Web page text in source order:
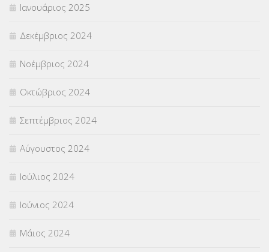
Ιανουάριος 2025
Δεκέμβριος 2024
Νοέμβριος 2024
Οκτώβριος 2024
Σεπτέμβριος 2024
Αύγουστος 2024
Ιούλιος 2024
Ιούνιος 2024
Μάιος 2024